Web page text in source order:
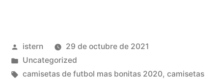
Publicado
por
istern
29 de octubre de 2021
Publicado
en
Uncategorized
Etiquetas:
camisetas de futbol mas bonitas 2020, camisetas